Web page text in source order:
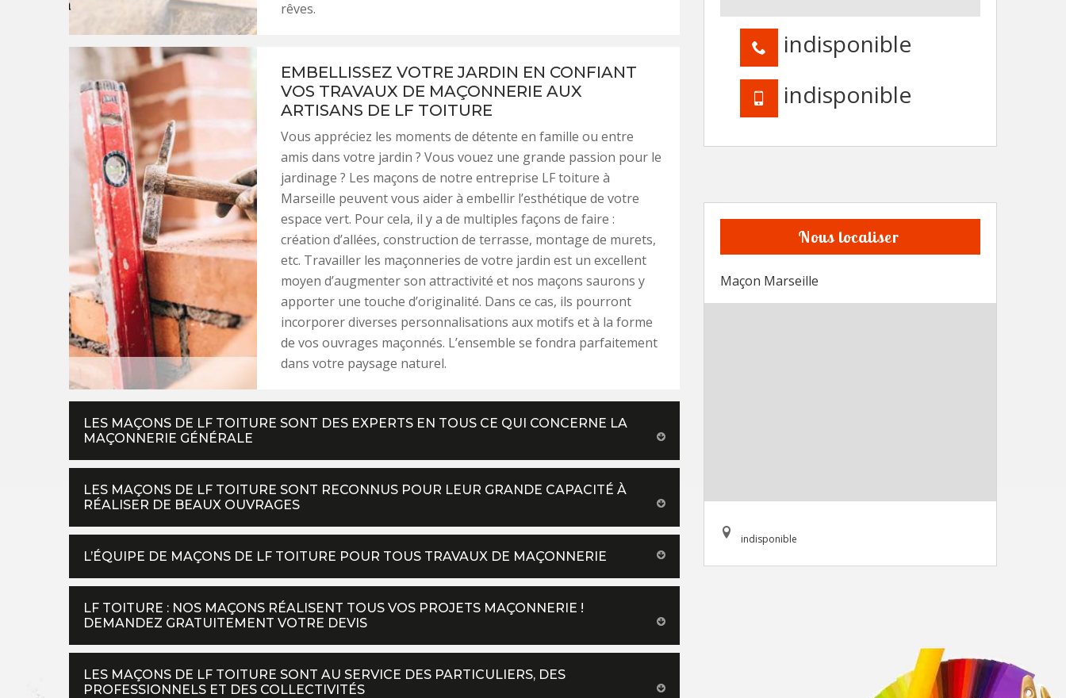
rêves.
EMBELLISSEZ VOTRE JARDIN EN CONFIANT
VOS TRAVAUX DE MAÇONNERIE AUX
ARTISANS DE LF TOITURE
Vous appréciez les moments de détente en famille ou entre
amis dans votre jardin ? Vous vouez une grande passion pour le
jardinage ? Les maçons de notre entreprise LF toiture à
Marseille peuvent vous aider à embellir l’esthétique de votre
espace vert. Pour cela, il y a de multiples façons de faire :
création d’allées, construction de terrasse, montage de murets,
etc. Travailler les maçonneries de votre jardin est un excellent
moyen d’augmenter son attractivité et nos maçons saurons y
apporter une touche d’originalité. Dans ce cas, ils pourront
incorporer diverses personnalisations aux motifs et à la forme
de vos ouvrages maçonnés. L’ensemble se fondra parfaitement
dans votre paysage naturel.
LES MAÇONS DE LF TOITURE SONT DES EXPERTS EN TOUS CE QUI CONCERNE LA
MAÇONNERIE GÉNÉRALE
LES MAÇONS DE LF TOITURE SONT RECONNUS POUR LEUR GRANDE CAPACITÉ À
RÉALISER DE BEAUX OUVRAGES
L’ÉQUIPE DE MAÇONS DE LF TOITURE POUR TOUS TRAVAUX DE MAÇONNERIE
LF TOITURE : NOS MAÇONS RÉALISENT TOUS VOS PROJETS MAÇONNERIE !
DEMANDEZ GRATUITEMENT VOTRE DEVIS
LES MAÇONS DE LF TOITURE SONT AU SERVICE DES PARTICULIERS, DES
PROFESSIONNELS ET DES COLLECTIVITÉS
indisponible
indisponible
Nous localiser
Maçon Marseille
indisponible